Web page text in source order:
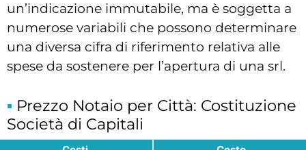
un’indicazione immutabile, ma è soggetta a
numerose variabili che possono determinare
una diversa cifra di riferimento relativa alle
spese da sostenere per l’apertura di una srl.
Prezzo Notaio per Città: Costituzione
Società di Capitali